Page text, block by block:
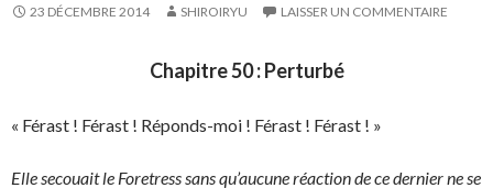
23 DÉCEMBRE 2014 SHIROIRYU LAISSER UN COMMENTAIRE
Chapitre 50 : Perturbé
« Férast ! Férast ! Réponds-moi ! Férast ! Férast ! »
Elle secouait le Foretress sans qu’aucune réaction de ce dernier ne se